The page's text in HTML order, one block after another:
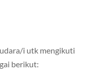
i utk mengikuti
berikut: